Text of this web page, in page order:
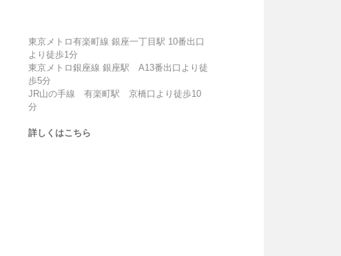
東京メトロ有楽町線 銀座一丁目駅 10番出口
より徒歩1分
東京メトロ銀座線 銀座駅 A13番出口より徒
歩5分
JR山の手線 有楽町駅 京橋口より徒歩10
分
詳しくはこちら